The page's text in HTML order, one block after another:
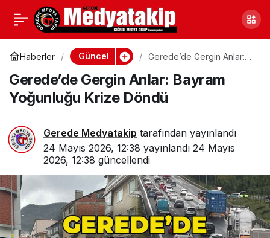
Haberler Güncel
Gerede’de Gergin Anlar:
Döndü
Gerede’de Gergin Anlar: Bayram
Yoğunluğu Krize Döndü
Gerede Medyatakip tarafından yayınlandı
24 Mayıs 2026, 12:38 yayınlandı 24 Mayıs
2026, 12:38 güncellendi
Gerede’de Vefat
Edenler (20-21-22-23
Mayıs 2026)
Paylaş